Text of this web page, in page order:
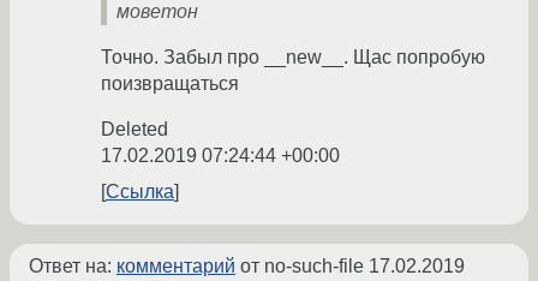
моветон
Точно. Забыл про __new__. Щас попробую
поизвращаться
Deleted
17.02.2019 07:24:44 +00:00
Ссылка
Ответ на: комментарий от no-such-file 17.02.2019